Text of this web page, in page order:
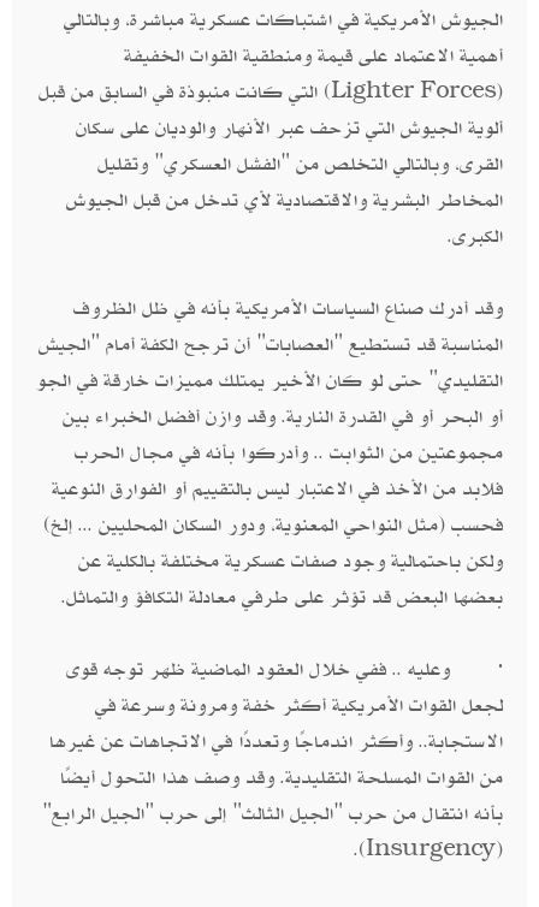
الجيوش الأمريكية في اشتباكات عسكرية مباشرة، وبالتالي
أهمية الاعتماد على قيمة ومنطقية القوات الخفيفة
(Lighter Forces) التي كانت منبوذة في السابق من قبل
ألوية الجيوش التي تزحف عبر الأنهار والوديان على سكان
القرى، وبالتالي التخلص من "الفشل العسكري" وتقليل
المخاطر البشرية والاقتصادية لأي تدخل من قبل الجيوش
الكبرى.
وقد أدرك صناع السياسات الأمريكية بأنه في ظل الظروف
المناسبة قد تستطيع "العصابات" أن ترجح الكفة أمام "الجيش
التقليدي" حتى لو كان الأخير يمتلك مميزات خارقة في الجو
أو البحر أو في القدرة النارية. وقد وازن أفضل الخبراء بين
مجموعتين من الثوابت .. وأدركوا بأنه في مجال الحرب
فلابد من الأخذ في الاعتبار ليس بالتقييم أو الفوارق النوعية
فحسب (مثل النواحي المعنوية، ودور السكان المحليين ... إلخ)
ولكن باحتمالية وجود صفات عسكرية مختلفة بالكلية عن
بعضها البعض قد تؤثر على طرفي معادلة التكافؤ والتماثل.
· وعليه .. ففي خلال العقود الماضية ظهر توجه قوى
لجعل القوات الأمريكية أكثر خفة ومرونة وسرعة في
الاستجابة.. وأكثر اندماجًا وتعددًا في الاتجاهات عن غيرها
من القوات المسلحة التقليدية. وقد وصف هذا التحول أيضًا
بأنه انتقال من حرب "الجيل الثالث" إلى حرب "الجيل الرابع"
(Insurgency).